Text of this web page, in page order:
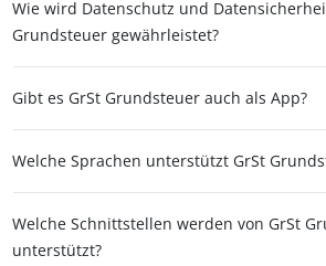
Wie wird Datenschutz und
Grundsteuer gewährleistet?
Gibt es GrSt Grundsteuer auch als App?
Welche Sprachen unterstützt GrSt
Welche Schnittstellen werden von GrSt
unterstützt?